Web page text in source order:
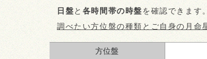
日盤と 各時間帯の時盤 を確認できます。
調べたい方位盤の種類とご自身の月命
方位盤